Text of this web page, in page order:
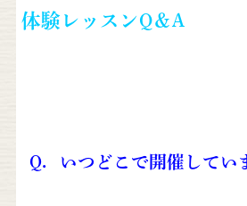
体験レッスンQ＆A
Q．いつどこで開催してい